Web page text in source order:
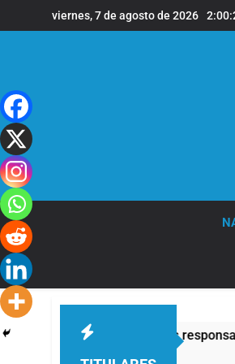
al
viernes, 7 de agosto de 2026
y calificó a los responsables